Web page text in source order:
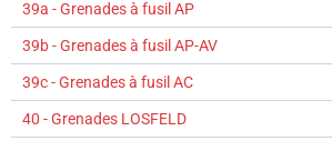
39a - Grenades à fusil AP
39b - Grenades à fusil AP-AV
39c - Grenades à fusil AC
40 - Grenades LOSFELD